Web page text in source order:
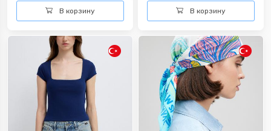
В корзину В корзину